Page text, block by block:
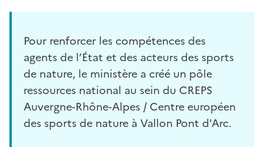
Pour renforcer les compétences des
agents de l’État et des acteurs des sports
de nature, le ministère a créé un pôle
ressources national au sein du CREPS
Auvergne-Rhône-Alpes / Centre européen
des sports de nature à Vallon Pont d'Arc.